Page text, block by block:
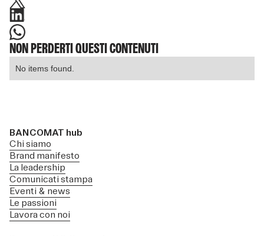
NON PERDERTI QUESTI CONTENUTI
No items found.
BANCOMAT hub
Chi siamo
Brand manifesto
La leadership
Comunicati stampa
Eventi & news
Le passioni
Lavora con noi